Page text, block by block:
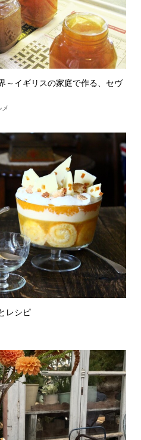
～イギリスの家庭で作る、セヴ
レシピ